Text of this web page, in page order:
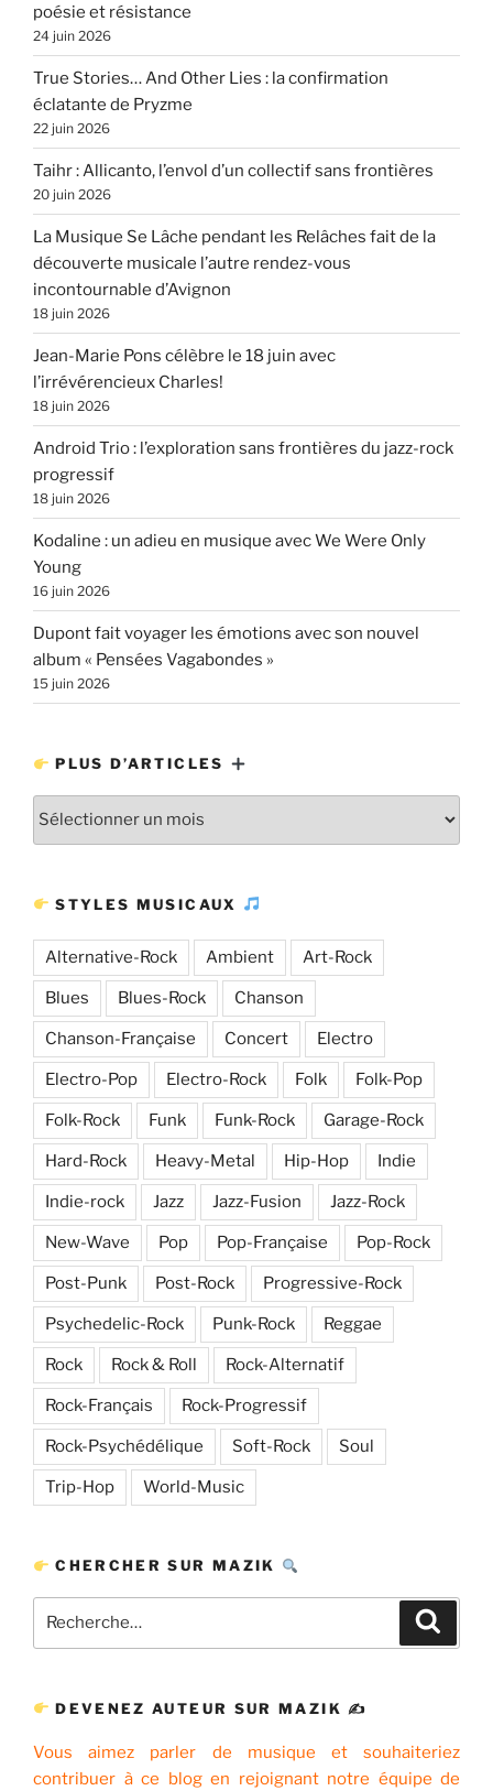
poésie et résistance
24 juin 2026
True Stories… And Other Lies : la confirmation
éclatante de Pryzme
22 juin 2026
Taihr : Allicanto, l’envol d’un collectif sans frontières
20 juin 2026
La Musique Se Lâche pendant les Relâches fait de la
découverte musicale l’autre rendez-vous
incontournable d’Avignon
18 juin 2026
Jean-Marie Pons célèbre le 18 juin avec
l’irrévérencieux Charles!
18 juin 2026
Android Trio : l’exploration sans frontières du jazz-rock
progressif
18 juin 2026
Kodaline : un adieu en musique avec We Were Only
Young
16 juin 2026
Dupont fait voyager les émotions avec son nouvel
album « Pensées Vagabondes »
15 juin 2026
PLUS D’ARTICLES
STYLES MUSICAUX
Alternative-Rock Ambient Art-Rock
Blues Blues-Rock Chanson
Chanson-Française Concert Electro
Electro-Pop Electro-Rock Folk Folk-Pop
Folk-Rock Funk Funk-Rock Garage-Rock
Hard-Rock Heavy-Metal Hip-Hop Indie
Indie-rock Jazz Jazz-Fusion Jazz-Rock
New-Wave Pop Pop-Française Pop-Rock
Post-Punk Post-Rock Progressive-Rock
Psychedelic-Rock Punk-Rock Reggae
Rock Rock & Roll Rock-Alternatif
Rock-Français Rock-Progressif
Rock-Psychédélique Soft-Rock Soul
Trip-Hop World-Music
CHERCHER SUR MAZIK
pour
DEVENEZ AUTEUR SUR MAZIK ✍
Vous aimez parler de musique et souhaiteriez
contribuer à ce blog en rejoignant notre équipe de